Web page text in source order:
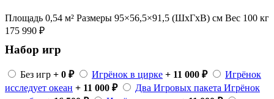
Площадь 0,54 м² Размеры 95×56,5×91,5 (ШхГхВ) см Вес 100 кг
175 990 ₽
Набор игр
Без игр + 0 ₽ Игрёнок в цирке + 11 000 ₽
Игрёнок
исследует океан + 11 000 ₽
Два Игровых пакета Игрёнок